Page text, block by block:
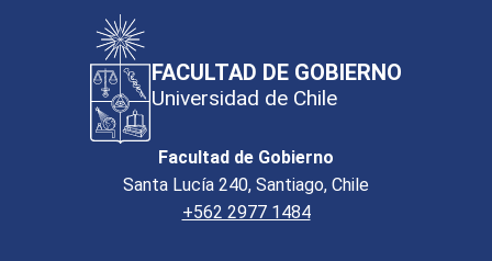
FACULTAD DE GOBIERNO
Universidad de Chile
Facultad de Gobierno
Santa Lucía 240, Santiago, Chile
+562 2977 1484